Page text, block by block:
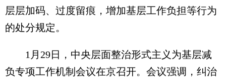
层层加码、过度留痕，增加基层工作负担等行为
的处分规定。
1月29日，中央层面整治形式主义为基层减
负专项工作机制会议在京召开。会议强调，纠治